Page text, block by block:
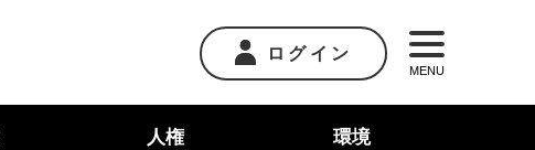
ログイン
MENU
人権 環境